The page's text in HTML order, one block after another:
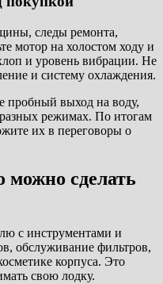
следы ремонта,
мотор на холостом ходу и
и уровень вибрации. Не
и систему охлаждения.
пробный выход на воду,
режимах. По итогам
их в переговоры о
сделать
с инструментами и
обслуживание фильтров,
корпуса. Это
свою лодку.